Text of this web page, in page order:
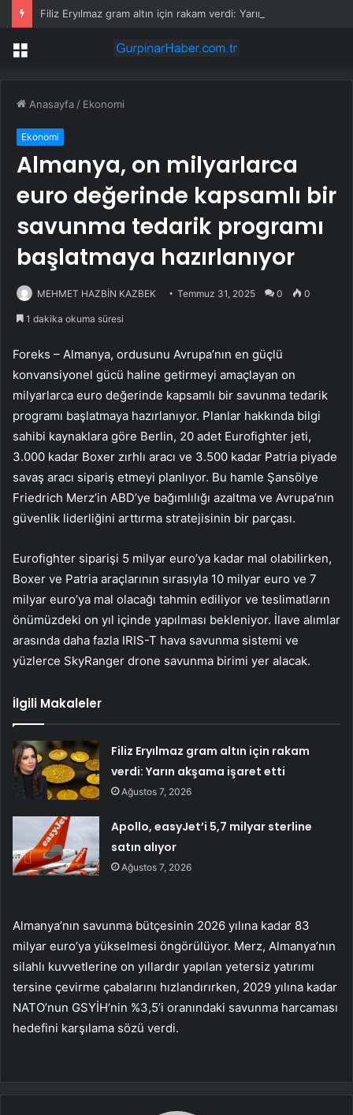
Menü
Anasayfa / Ekonomi
Ekonomi
Almanya, on milyarlarca
euro değerinde kapsamlı bir
savunma tedarik programı
başlatmaya hazırlanıyor
MEHMET HAZBİN KAZBEK Temmuz 31, 2025 0 0
1 dakika okuma süresi
Foreks – Almanya, ordusunu Avrupa’nın en güçlü
konvansiyonel gücü haline getirmeyi amaçlayan on
milyarlarca euro değerinde kapsamlı bir savunma tedarik
programı başlatmaya hazırlanıyor. Planlar hakkında bilgi
sahibi kaynaklara göre Berlin, 20 adet Eurofighter jeti,
3.000 kadar Boxer zırhlı aracı ve 3.500 kadar Patria piyade
savaş aracı sipariş etmeyi planlıyor. Bu hamle Şansölye
Friedrich Merz’in ABD’ye bağımlılığı azaltma ve Avrupa’nın
güvenlik liderliğini arttırma stratejisinin bir parçası.
Eurofighter siparişi 5 milyar euro’ya kadar mal olabilirken,
Boxer ve Patria araçlarının sırasıyla 10 milyar euro ve 7
milyar euro’ya mal olacağı tahmin ediliyor ve teslimatların
önümüzdeki on yıl içinde yapılması bekleniyor. İlave alımlar
arasında daha fazla IRIS-T hava savunma sistemi ve
yüzlerce SkyRanger drone savunma birimi yer alacak.
İlgili Makaleler
Filiz Eryılmaz gram altın için rakam
verdi: Yarın akşama işaret etti
Ağustos 7, 2026
Apollo, easyJet’i 5,7 milyar sterline
satın alıyor
Ağustos 7, 2026
Almanya’nın savunma bütçesinin 2026 yılına kadar 83
milyar euro’ya yükselmesi öngörülüyor. Merz, Almanya’nın
silahlı kuvvetlerine on yıllardır yapılan yetersiz yatırımı
tersine çevirme çabalarını hızlandırırken, 2029 yılına kadar
NATO’nun GSYİH’nin %3,5’i oranındaki savunma harcaması
hedefini karşılama sözü verdi.